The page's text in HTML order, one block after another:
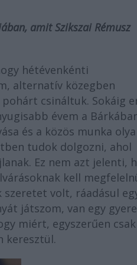
amit Szikszai Rémusz
hétévenkénti
alternatív közegben
csináltuk. Sokáig
évem a
és a közös munka
tudok dolgozni, ahol
Ez nem azt jelenti,
kell
szeretet volt, ráadásul
játszom, van egy
miért, egyszerűen csak
keresztül.